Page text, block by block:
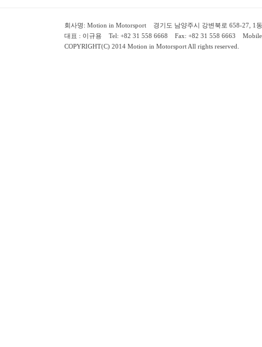
회사명: Motion in Motorsport 경기도 남양주시 강변북로 658-27, 1동
대표 : 이규용 Tel: +82 31 558 6668 Fax: +82 31 558 6663
COPYRIGHT(C) 2014 Motion in Motorsport All rights reserved.